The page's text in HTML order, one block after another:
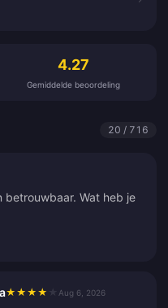
4.27
Gemiddelde beoordeling
20 / 716
Wat heb je
★ ★ ★ ★ Aug 6, 2026